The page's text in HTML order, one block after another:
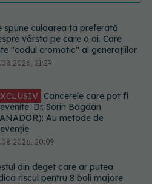
Cancerele care pot fi
Dr. Sorin Bogdan
Au metode de
din deget care ar putea
riscul pentru 8 boli majore
18:34
care poate crește brusc